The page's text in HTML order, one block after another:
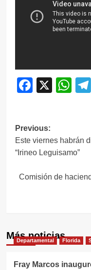
X
Navegación
de
entradas
Previous:
Este viernes habrán
“Irineo Leguisamo”
Comisión de
Más noticias
Departamental Florida
Fray Marcos